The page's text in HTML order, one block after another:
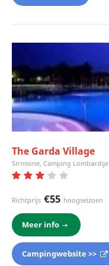
The Garda Village
Sirmione, Camping Lombardije
Richtprijs €55 hoogseizoen
Meer info
Campingwebsite >>